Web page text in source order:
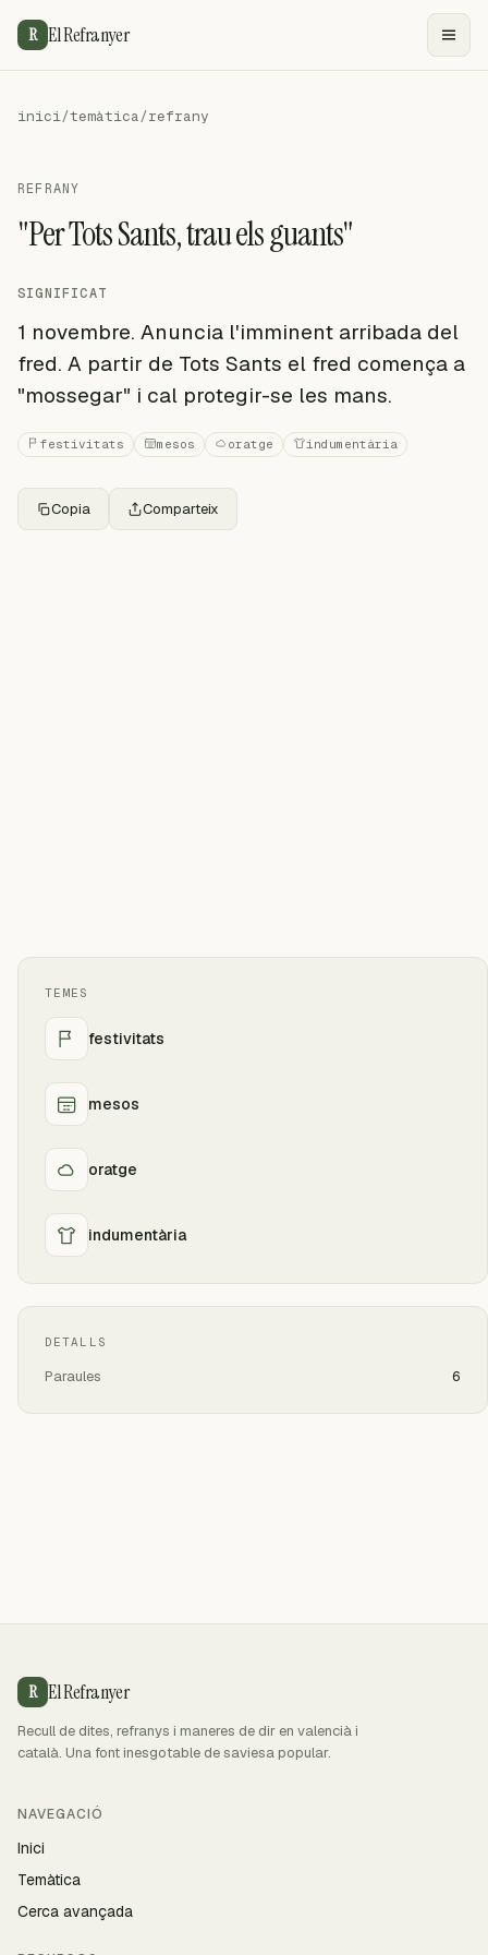
R El Refranyer
inici/temàtica/refrany
REFRANY
"Per Tots Sants, trau els guants"
SIGNIFICAT
1 novembre. Anuncia l'imminent arribada del
fred. A partir de Tots Sants el fred comença a
"mossegar" i cal protegir-se les mans.
festivitats mesos oratge indumentària
Copia Comparteix
TEMES
festivitats
mesos
oratge
indumentària
DETALLS
Paraules 6
R El Refranyer
Recull de dites, refranys i maneres de dir en valencià i
català. Una font inesgotable de saviesa popular.
NAVEGACIÓ
Inici
Temàtica
Cerca avançada